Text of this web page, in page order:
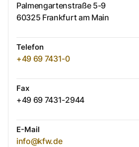
Palmengartenstraße 5-9
60325 Frankfurt am Main
Telefon
+49 69 7431-0
Fax
+49 69 7431-2944
E-Mail
info@kfw.de